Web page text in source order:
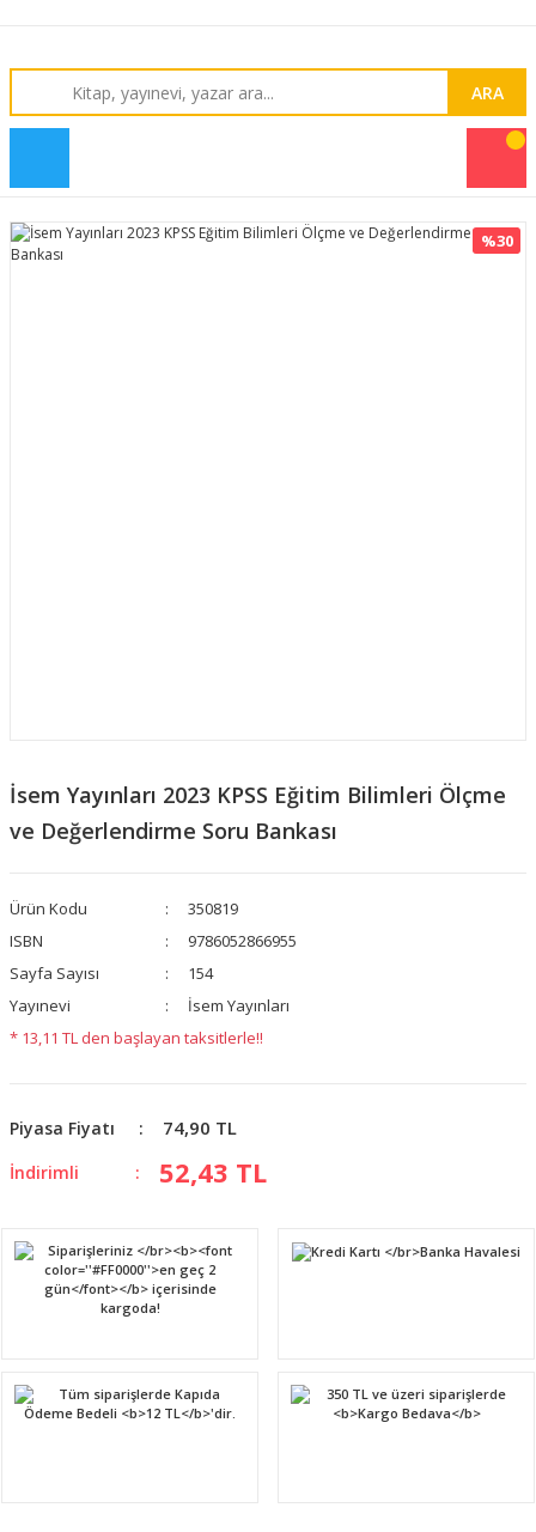
ARA
%30
İsem Yayınları 2023 KPSS Eğitim Bilimleri Ölçme
ve Değerlendirme Soru Bankası
Ürün Kodu
350819
ISBN
9786052866955
Sayfa Sayısı
154
Yayınevi
İsem Yayınları
* 13,11 TL den başlayan taksitlerle!!
Piyasa Fiyatı 74,90 TL
İndirimli 52,43 TL